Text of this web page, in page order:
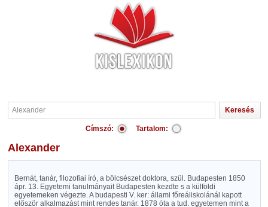
Címszó: Tartalom:
Alexander
Bernát, tanár, filozofiai író, a bölcsészet doktora, szül. Budapesten 1850
ápr. 13. Egyetemi tanulmányait Budapesten kezdte s a külföldi
egyetemeken végezte. A budapesti V. ker: állami főreáliskolánál kapott
először alkalmazást mint rendes tanár. 1878 óta a tud. egyetemen mint a